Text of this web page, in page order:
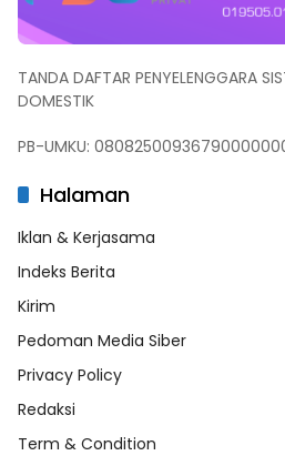
TANDA DAFTAR PENYELENGGARA
DOMESTIK
PB-UMKU:
Halaman
Iklan & Kerjasama
Indeks Berita
Kirim
Pedoman Media Siber
Privacy Policy
Redaksi
Term & Condition